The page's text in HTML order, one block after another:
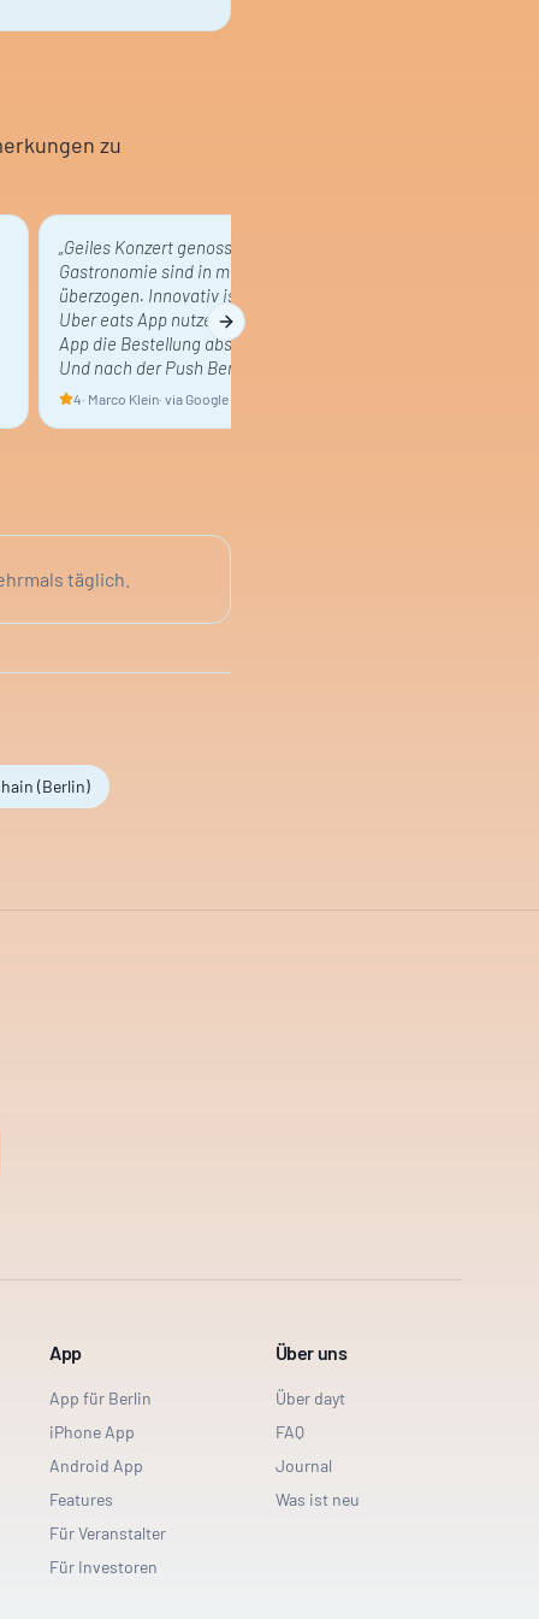
zu
„Geiles Konzert genossen (SSIO) Preise der
Gastronomie sind in meinen Augen
überzogen. Innovativ ist das man hierfür die
Uber eats App nutzen kann, quasi über die
App die Bestellung absetzen und bezahlen.
Und nach der Push Benachrichtigung a…
4· Marco Klein· via Google
Next slide
täglich.
(Berlin)
App
App für Berlin
iPhone App
Android App
Features
Für Veranstalter
Für Investoren
Über uns
Über dayt
FAQ
Journal
Was ist neu